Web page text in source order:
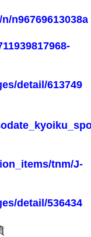
n96769613038a
detail/613749
tnm/J-
detail/536434